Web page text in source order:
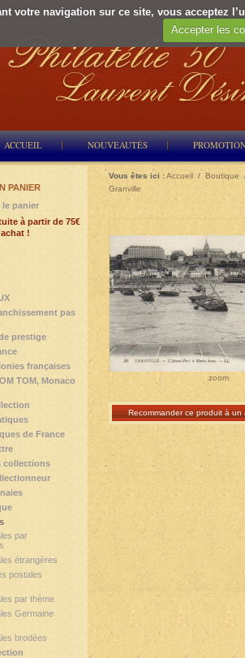
votre navigation sur ce site, vous acceptez
Accepter les
ACCUEIL NOUVEAUTÉS
Vous êtes ici :Accueil / Boutique
Granville
zoom
Recommander ce produit à un
pas
prestige
françaises
TOM, Monaco
de France
collections
par
étrangères
postales
par thème
Germaine
brodées
PANIER
le panier
à partir de 75€
!